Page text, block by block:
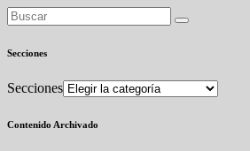
Secciones
Secciones
Contenido Archivado